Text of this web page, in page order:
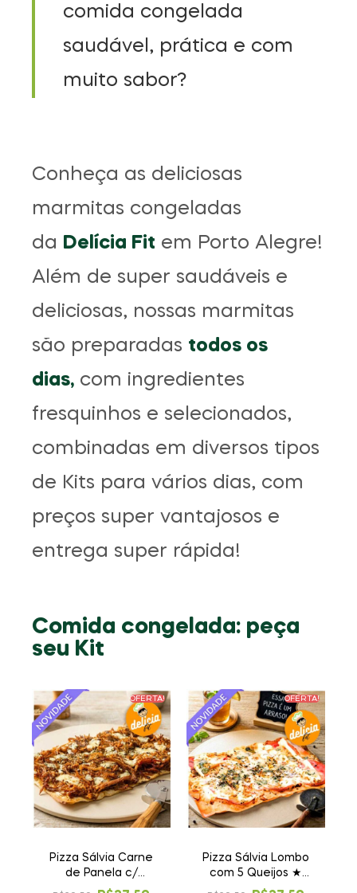
comida congelada
saudável, prática e com
muito sabor?
Conheça as deliciosas
marmitas congeladas
da Delícia Fit em Porto Alegre!
Além de super saudáveis e
deliciosas, nossas marmitas
são preparadas todos os
dias, com ingredientes
fresquinhos e selecionados,
combinadas em diversos tipos
de Kits para vários dias, com
preços super vantajosos e
entrega super rápida!
Comida congelada: peça
seu Kit
OFERTA!
Pizza Sálvia Carne
de Panela c/
Gorgonzola ★
OFERTA!
Pizza Sálvia Lombo
com 5 Queijos ★
Novidade!